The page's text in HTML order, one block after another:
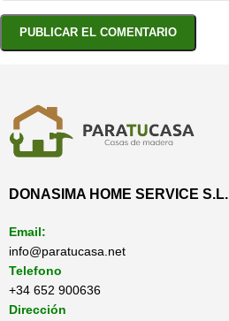
DONASIMA HOME SERVICE S.L.
Email:
info@paratucasa.net
Telefono
+34 652 900636
Dirección